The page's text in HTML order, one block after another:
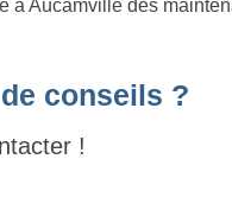
à Aucamville dès
conseils ?
!